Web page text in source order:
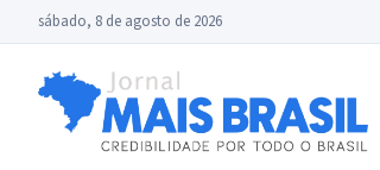
sábado, 8 de agosto de 2026